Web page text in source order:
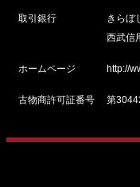
取引銀行
きらぼ
西武信
ホームページ http://
古物商許可証番号 第